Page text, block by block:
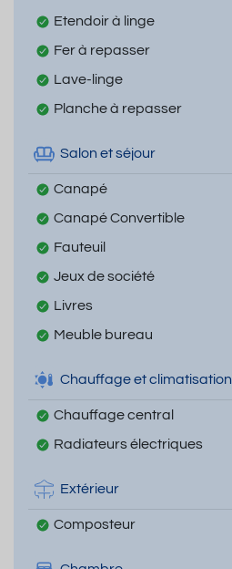
Etendoir à linge
Fer à repasser
Lave-linge
Planche à repasser
Salon et séjour
Canapé
Canapé Convertible
Fauteuil
Jeux de société
Livres
Meuble bureau
Chauffage et climatisation
Chauffage central
Radiateurs électriques
Extérieur
Composteur